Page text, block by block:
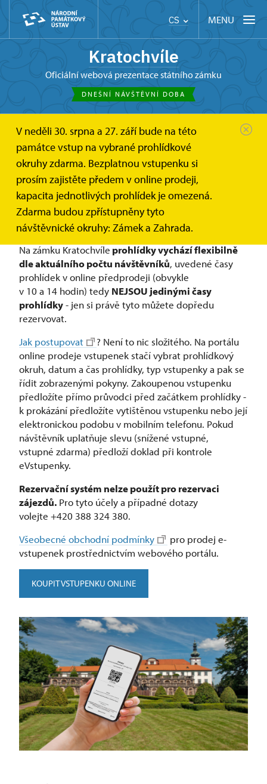
CS MENU
Kratochvíle
oficiální webová prezentace státního zámku
DNEŠNÍ NÁVŠTĚVNÍ DOBA
V neděli 30. srpna a 27. září bude na této
památce vstup na vybrané prohlídkové
okruhy zdarma. Bezplatnou vstupenku si
prosím zajistěte předem v online prodeji,
kapacita jednotlivých prohlídek je omezená.
Zdarma budou zpřístupněny tyto
návštěvnické okruhy: Zámek a Zahrada.
Kratochvíle
Online vstupenky a dárkové poukazy
Online vstupenky
Online vstupenky
Šetříte čas a místo na prohlídce máte jisté.
Na zámku Kratochvíle prohlídky vychází flexibilně
dle aktuálního počtu návštěvníků, uvedené časy
prohlídek v online předprodeji (obvykle
v 10 a 14 hodin) tedy NEJSOU jedinými časy
prohlídky- jen si právě tyto můžete dopředu
rezervovat.
Jak postupovat
? Není to nic složitého. Na portálu
online prodeje vstupenek stačí vybrat prohlídkový
okruh, datum a čas prohlídky, typ vstupenky a pak se
řídit zobrazenými pokyny. Zakoupenou vstupenku
předložíte přímo průvodci před začátkem prohlídky -
k prokázání předložíte vytištěnou vstupenku nebo její
elektronickou podobu v mobilním telefonu. Pokud
návštěvník uplatňuje slevu (snížené vstupné,
vstupné zdarma) předloží doklad při kontrole
eVstupenky.
Rezervační systém nelze použít pro rezervaci
zájezdů. Pro tyto účely a případné dotazy
volejte +420 388 324 380.
Všeobecné obchodní podmínky
pro prodej e-
vstupenek prostřednictvím webového portálu.
KOUPIT VSTUPENKU ONLINE